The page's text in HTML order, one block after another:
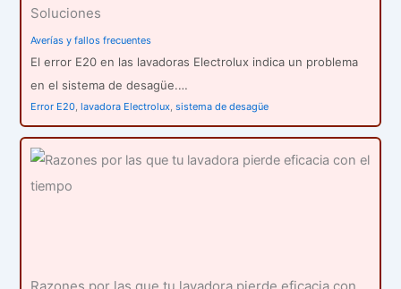
Soluciones
Averías y fallos frecuentes
El error E20 en las lavadoras Electrolux indica un problema
en el sistema de desagüe.…
Error E20,lavadora Electrolux,sistema de desagüe